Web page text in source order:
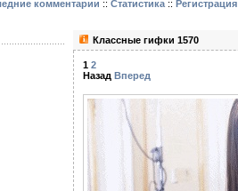
комментарии :: Статистика :: Регистрация
Классные гифки 1570
1 2
Назад Вперед